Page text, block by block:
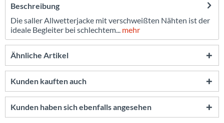
Beschreibung
Die saller Allwetterjacke mit verschweißten Nähten ist der
ideale Begleiter bei schlechtem... mehr
Ähnliche Artikel
Kunden kauften auch
Kunden haben sich ebenfalls angesehen